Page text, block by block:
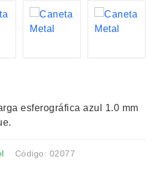
esferográfica azul 1.0 mm
Código: 02077